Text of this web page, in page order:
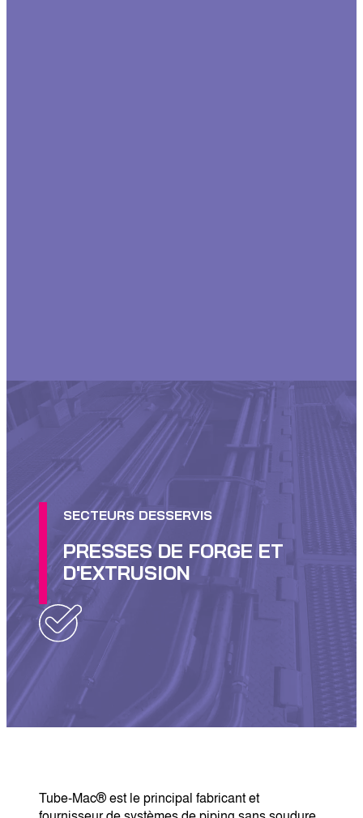
SECTEURS DESSERVIS
PRESSES DE FORGE ET
D'EXTRUSION
Tube-Mac® est le principal fabricant et